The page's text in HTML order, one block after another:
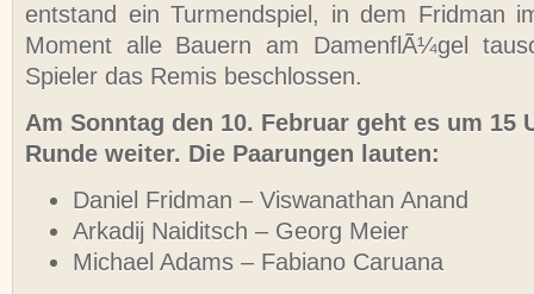
entstand ein Turmendspiel, in dem Fridman
Moment alle Bauern am DamenflÃ¼gel
Spieler das Remis beschlossen.
Am Sonntag den 10. Februar geht es um 15
Runde weiter. Die Paarungen lauten:
Daniel Fridman – Viswanathan Anand
Arkadij Naiditsch – Georg Meier
Michael Adams – Fabiano Caruana